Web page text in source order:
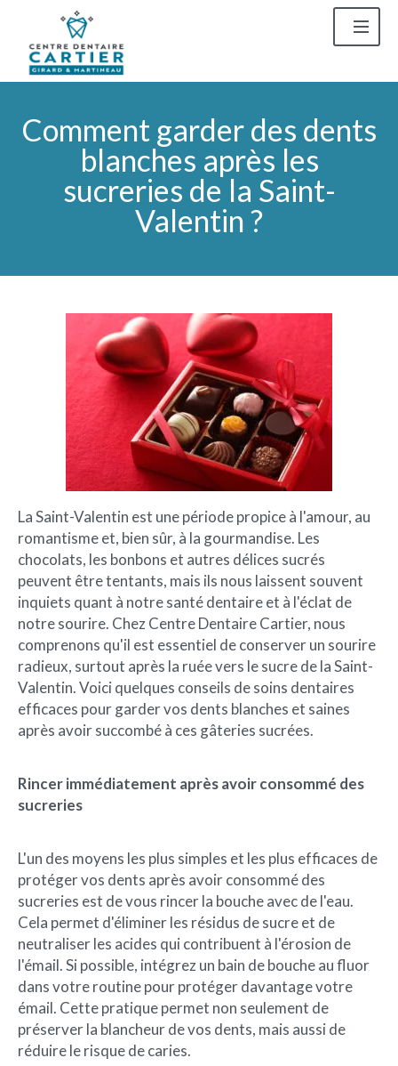
Comment garder des dents
blanches après les
sucreries de la Saint-
Valentin ?
La Saint-Valentin est une période propice à l'amour, au
romantisme et, bien sûr, à la gourmandise. Les
chocolats, les bonbons et autres délices sucrés
peuvent être tentants, mais ils nous laissent souvent
inquiets quant à notre santé dentaire et à l'éclat de
notre sourire. Chez Centre Dentaire Cartier, nous
comprenons qu'il est essentiel de conserver un sourire
radieux, surtout après la ruée vers le sucre de la Saint-
Valentin. Voici quelques conseils de soins dentaires
efficaces pour garder vos dents blanches et saines
après avoir succombé à ces gâteries sucrées.
Rincer immédiatement après avoir consommé des
sucreries
L'un des moyens les plus simples et les plus efficaces de
protéger vos dents après avoir consommé des
sucreries est de vous rincer la bouche avec de l'eau.
Cela permet d'éliminer les résidus de sucre et de
neutraliser les acides qui contribuent à l'érosion de
l'émail. Si possible, intégrez un bain de bouche au fluor
dans votre routine pour protéger davantage votre
émail. Cette pratique permet non seulement de
préserver la blancheur de vos dents, mais aussi de
réduire le risque de caries.